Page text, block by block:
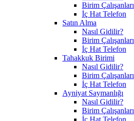
Birim Çalışanları
İç Hat Telefon
Satın Alma
Nasıl Gidilir?
Birim Çalışanları
İç Hat Telefon
Tahakkuk Birimi
Nasıl Gidilir?
Birim Çalışanları
İç Hat Telefon
Ayniyat Saymanlığı
Nasıl Gidilir?
Birim Çalışanları
İç Hat Telefon